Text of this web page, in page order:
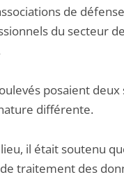
de
du secteur
posaient deux
différente.
il était soutenu
traitement des